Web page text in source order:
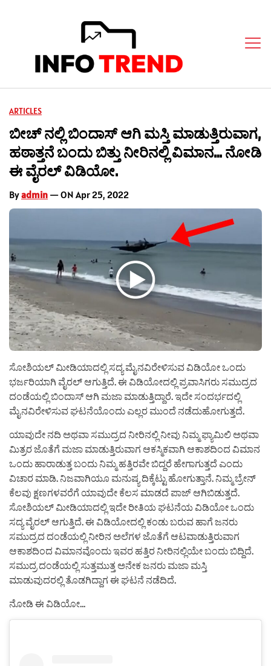
ARTICLES
ಬೀಚ್ ನಲ್ಲಿ ಬಿಂದಾಸ್ ಆಗಿ ಮಸ್ತಿ ಮಾಡುತ್ತಿರುವಾಗ,
ಹಠಾತ್ತನೆ ಬಂದು ಬಿತ್ತು ನೀರಿನಲ್ಲಿ ವಿಮಾನ… ನೋಡಿ
ಈ ವೈರಲ್ ವಿಡಿಯೋ.
Byadmin — ON Apr 25, 2022
ಸೋಶಿಯಲ್ ಮೀಡಿಯಾದಲ್ಲಿ ಸದ್ಯ ಮೈನವಿರೇಳಿಸುವ ವಿಡಿಯೋ ಒಂದು
ಭರ್ಜರಿಯಾಗಿ ವೈರಲ್ ಆಗುತ್ತಿದೆ. ಈ ವಿಡಿಯೋದಲ್ಲಿ ಪ್ರವಾಸಿಗರು ಸಮುದ್ರದ
ದಂಡೆಯಲ್ಲಿ ಬಿಂದಾಸ್ ಆಗಿ ಮಜಾ ಮಾಡುತ್ತಿದ್ದಾರೆ. ಇದೇ ಸಂದರ್ಭದಲ್ಲಿ
ಮೈನವಿರೇಳಿಸುವ ಘಟನೆಯೊಂದು ಎಲ್ಲರ ಮುಂದೆ ನಡೆದುಹೋಗುತ್ತದೆ.
ಯಾವುದೇ ನದಿ ಅಥವಾ ಸಮುದ್ರದ ನೀರಿನಲ್ಲಿ ನೀವು ನಿಮ್ಮ ಫ್ಯಾಮಿಲಿ ಅಥವಾ
ಮಿತ್ರರ ಜೊತೆಗೆ ಮಜಾ ಮಾಡುತ್ತಿರುವಾಗ ಆಕಸ್ಮಿಕವಾಗಿ ಆಕಾಶದಿಂದ ವಿಮಾನ
ಒಂದು ಹಾರಾಡುತ್ತ ಬಂದು ನಿಮ್ಮ ಹತ್ತಿರವೇ ಬಿದ್ದರೆ ಹೇಗಾಗುತ್ತದೆ ಎಂದು
ವಿಚಾರ ಮಾಡಿ. ನಿಜವಾಗಿಯೂ ಮನುಷ್ಯ ದಿಕ್ಕೆಟ್ಟು ಹೋಗುತ್ತಾನೆ. ನಿಮ್ಮ ಬ್ರೇನ್
ಕೆಲವು ಕ್ಷಣಗಳವರೆಗೆ ಯಾವುದೇ ಕೆಲಸ ಮಾಡದೆ ಪಾಜ್ ಆಗಿಬಿಡುತ್ತದೆ.
ಸೋಶಿಯಲ್ ಮೀಡಿಯಾದಲ್ಲಿ ಇದೇ ರೀತಿಯ ಘಟನೆಯ ವಿಡಿಯೋ ಒಂದು
ಸದ್ಯ ವೈರಲ್ ಆಗುತ್ತಿದೆ. ಈ ವಿಡಿಯೋದಲ್ಲಿ ಕಂಡು ಬರುವ ಹಾಗೆ ಜನರು
ಸಮುದ್ರದ ದಂಡೆಯಲ್ಲಿ ನೀರಿನ ಅಲೆಗಳ ಜೊತೆಗೆ ಆಟವಾಡುತ್ತಿರುವಾಗ
ಆಕಾಶದಿಂದ ವಿಮಾನವೊಂದು ಇವರ ಹತ್ತಿರ ನೀರಿನಲ್ಲಿಯೇ ಬಂದು ಬಿದ್ದಿದೆ.
ಸಮುದ್ರ ದಂಡೆಯಲ್ಲಿ ಸುತ್ತಮುತ್ತ ಅನೇಕ ಜನರು ಮಜಾ ಮಸ್ತಿ
ಮಾಡುವುದರಲ್ಲಿ ತೊಡಗಿದ್ದಾಗ ಈ ಘಟನೆ ನಡೆದಿದೆ.
ನೋಡಿ ಈ ವಿಡಿಯೋ…